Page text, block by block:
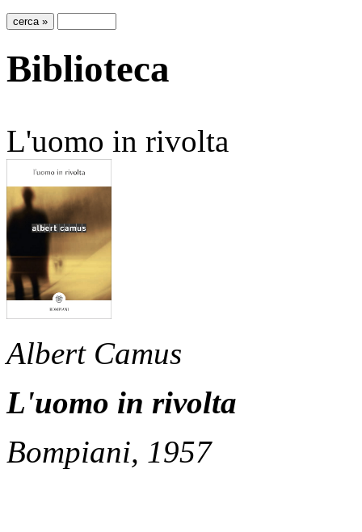
Biblioteca
L'uomo in rivolta
Albert Camus
L'uomo in rivolta
Bompiani, 1957